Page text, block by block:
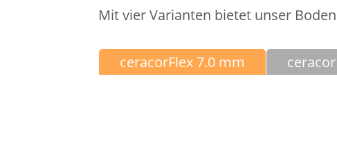
Mit vier Varianten bietet unser
ceracorFlex 7.0 mm